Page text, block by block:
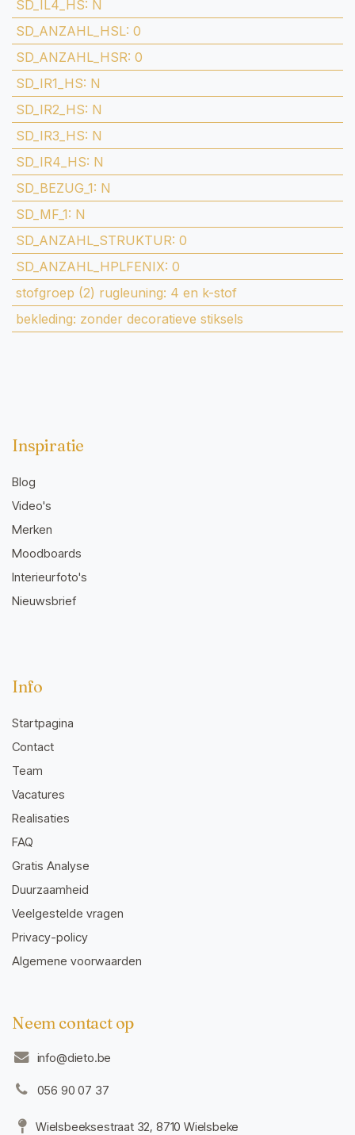
SD_IL4_HS: N
SD_ANZAHL_HSL: 0
SD_ANZAHL_HSR: 0
SD_IR1_HS: N
SD_IR2_HS: N
SD_IR3_HS: N
SD_IR4_HS: N
SD_BEZUG_1: N
SD_MF_1: N
SD_ANZAHL_STRUKTUR: 0
SD_ANZAHL_HPLFENIX: 0
stofgroep (2) rugleuning: 4 en k-stof
bekleding: zonder decoratieve stiksels
Inspiratie
Blog
Video's
Merken
Moodboards
Interieurfoto's
Nieuwsbrief
Info
Startpagina
Contact
Team
Vacatures
Realisaties
FAQ
Gratis Analyse
Duurzaamheid
Veelgestelde vragen
Privacy-policy
Algemene voorwaarden
Neem contact op
info@dieto.be
056 90 07 37
Wielsbeeksestraat 32, 8710 Wielsbeke